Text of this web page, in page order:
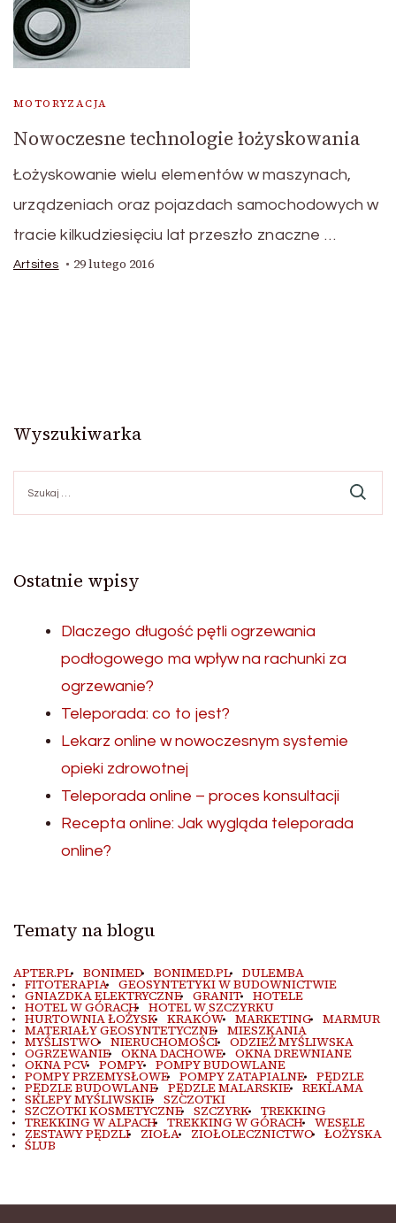
MOTORYZACJA
Nowoczesne technologie łożyskowania
Łożyskowanie wielu elementów w maszynach,
urządzeniach oraz pojazdach samochodowych w
tracie kilkudziesięciu lat przeszło znaczne …
Artsites 29 lutego 2016
Wyszukiwarka
Ostatnie wpisy
Dlaczego długość pętli ogrzewania
podłogowego ma wpływ na rachunki za
ogrzewanie?
Teleporada: co to jest?
Lekarz online w nowoczesnym systemie
opieki zdrowotnej
Teleporada online – proces konsultacji
Recepta online: Jak wygląda teleporada
online?
Tematy na blogu
APTER.PL BONIMED BONIMED.PL DULEMBA
FITOTERAPIA GEOSYNTETYKI W BUDOWNICTWIE
GNIAZDKA ELEKTRYCZNE GRANIT HOTELE
HOTEL W GÓRACH HOTEL W SZCZYRKU
HURTOWNIA ŁOŻYSK KRAKÓW MARKETING MARMUR
MATERIAŁY GEOSYNTETYCZNE MIESZKANIA
MYŚLISTWO NIERUCHOMOŚCI ODZIEŻ MYŚLIWSKA
OGRZEWANIE OKNA DACHOWE OKNA DREWNIANE
OKNA PCV POMPY POMPY BUDOWLANE
POMPY PRZEMYSŁOWE POMPY ZATAPIALNE PĘDZLE
PĘDZLE BUDOWLANE PĘDZLE MALARSKIE REKLAMA
SKLEPY MYŚLIWSKIE SZCZOTKI
SZCZOTKI KOSMETYCZNE SZCZYRK TREKKING
TREKKING W ALPACH TREKKING W GÓRACH WESELE
ZESTAWY PĘDZLI ZIOŁA ZIOŁOLECZNICTWO ŁOŻYSKA
ŚLUB